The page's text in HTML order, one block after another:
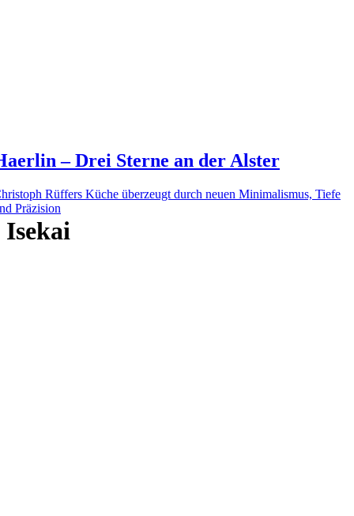
– Drei Sterne an der Alster
Rüffers Küche überzeugt durch neuen Minimalismus, Tiefe
Präzision
Isekai